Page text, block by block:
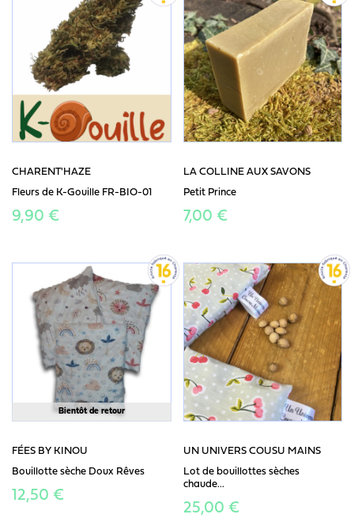
CHARENT'HAZE
Fleurs de K-Gouille FR-BIO-01
9,90 €
LA COLLINE AUX SAVONS
Petit Prince
7,00 €
Bientôt de retour
FÉES BY KINOU
Bouillotte sèche Doux Rêves
12,50 €
UN UNIVERS COUSU MAINS
Lot de bouillottes sèches
chaude...
25,00 €